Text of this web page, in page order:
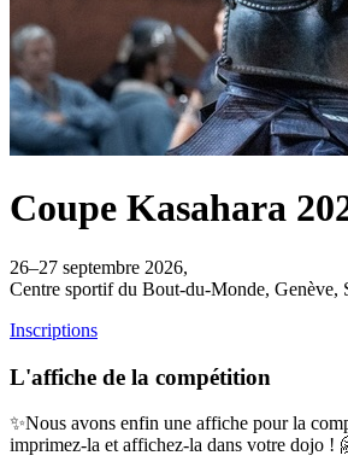
Coupe Kasahara
26–27 septembre 2026,
Centre sportif du Bout-du-Monde, Genève,
Inscriptions
L'affiche de la compétition
✨Nous avons enfin une affiche pour la
imprimez-la et affichez-la dans votre dojo !